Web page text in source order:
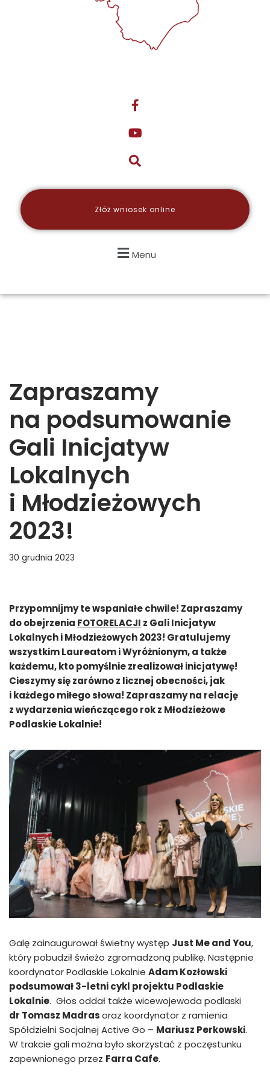
Złóż wniosek online
Menu
Zapraszamy
na podsumowanie
Gali Inicjatyw
Lokalnych
i Młodzieżowych
2023!
30 grudnia 2023
Przypomnijmy te wspaniałe chwile! Zapraszamy
do obejrzenia FOTORELACJI z Gali Inicjatyw
Lokalnych i Młodzieżowych 2023! Gratulujemy
wszystkim Laureatom i Wyróżnionym, a także
każdemu, kto pomyślnie zrealizował inicjatywę!
Cieszymy się zarówno z licznej obecności, jak
i każdego miłego słowa! Zapraszamy na relację
z wydarzenia wieńczącego rok z Młodzieżowe
Podlaskie Lokalnie!
Galę zainaugurował świetny występ Just Me and You,
który pobudził świeżo zgromadzoną publikę. Następnie
koordynator Podlaskie Lokalnie Adam Kozłowski
podsumował 3-letni cykl projektu Podlaskie
Lokalnie. Głos oddał także wicewojewoda podlaski
dr Tomasz Madrasoraz koordynator z ramienia
Spółdzielni Socjalnej Active Go – Mariusz Perkowski.
W trakcie gali można było skorzystać z poczęstunku
zapewnionego przez Farra Cafe.